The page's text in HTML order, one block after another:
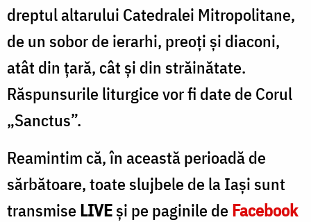
dreptul altarului Catedralei Mitropolitane,
de un sobor de ierarhi, preoți și diaconi,
atât din țară, cât și din străinătate.
Răspunsurile liturgice vor fi date de Corul
„Sanctus”.
Reamintim că, în această perioadă de
sărbătoare, toate slujbele de la Iași sunt
transmiseLIVEși pe paginile deFacebook